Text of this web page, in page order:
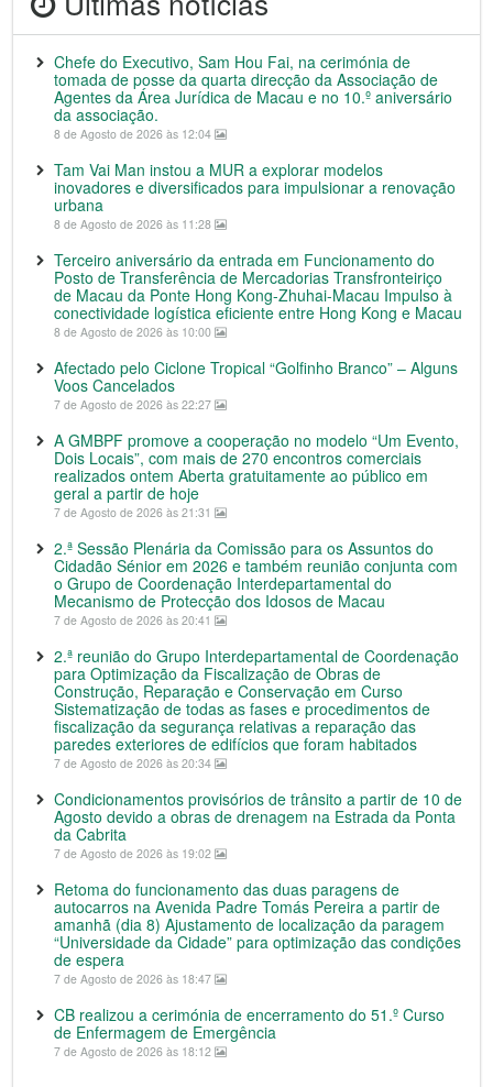
Chefe do Executivo, Sam Hou Fai, na cerimónia de
tomada de posse da quarta direcção da Associação de
Agentes da Área Jurídica de Macau e no 10.º aniversário
da associação.
8 de Agosto de 2026 às 12:04
Tam Vai Man instou a MUR a explorar modelos
inovadores e diversificados para impulsionar a renovação
urbana
8 de Agosto de 2026 às 11:28
Terceiro aniversário da entrada em Funcionamento do
Posto de Transferência de Mercadorias Transfronteiriço
de Macau da Ponte Hong Kong-Zhuhai-Macau Impulso à
conectividade logística eficiente entre Hong Kong e Macau
8 de Agosto de 2026 às 10:00
Afectado pelo Ciclone Tropical “Golfinho Branco” – Alguns
Voos Cancelados
7 de Agosto de 2026 às 22:27
A GMBPF promove a cooperação no modelo “Um Evento,
Dois Locais”, com mais de 270 encontros comerciais
realizados ontem Aberta gratuitamente ao público em
geral a partir de hoje
7 de Agosto de 2026 às 21:31
2.ª Sessão Plenária da Comissão para os Assuntos do
Cidadão Sénior em 2026 e também reunião conjunta com
o Grupo de Coordenação Interdepartamental do
Mecanismo de Protecção dos Idosos de Macau
7 de Agosto de 2026 às 20:41
2.ª reunião do Grupo Interdepartamental de Coordenação
para Optimização da Fiscalização de Obras de
Construção, Reparação e Conservação em Curso
Sistematização de todas as fases e procedimentos de
fiscalização da segurança relativas a reparação das
paredes exteriores de edifícios que foram habitados
7 de Agosto de 2026 às 20:34
Condicionamentos provisórios de trânsito a partir de 10 de
Agosto devido a obras de drenagem na Estrada da Ponta
da Cabrita
7 de Agosto de 2026 às 19:02
Retoma do funcionamento das duas paragens de
autocarros na Avenida Padre Tomás Pereira a partir de
amanhã (dia 8) Ajustamento de localização da paragem
“Universidade da Cidade” para optimização das condições
de espera
7 de Agosto de 2026 às 18:47
CB realizou a cerimónia de encerramento do 51.º Curso
de Enfermagem de Emergência
7 de Agosto de 2026 às 18:12